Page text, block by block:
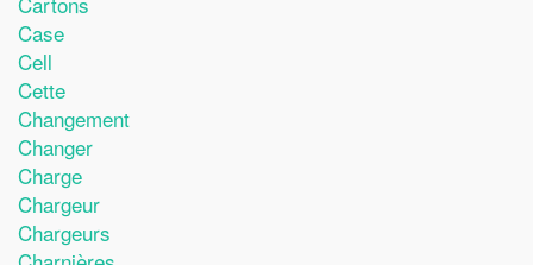
Case
Cell
Cette
Changement
Changer
Charge
Chargeur
Chargeurs